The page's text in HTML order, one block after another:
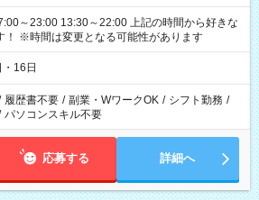
13:30～22:00 上記の時間から好きな
！ ※時間は変更となる可能性があります
16日
履歴書不要 / 副業・WワークOK / シフト勤務 /
パソコンスキル不要
応募する 詳細へ